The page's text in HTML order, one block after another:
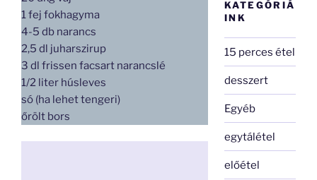
1 fej fokhagyma
4-5 db narancs
2,5 dl juharszirup
3 dl frissen facsart narancslé
1/2 liter húsleves
só (ha lehet tengeri)
őrölt bors
KATEGÓRIÁ
INK
15 perces étel
desszert
Egyéb
egytálétel
előétel